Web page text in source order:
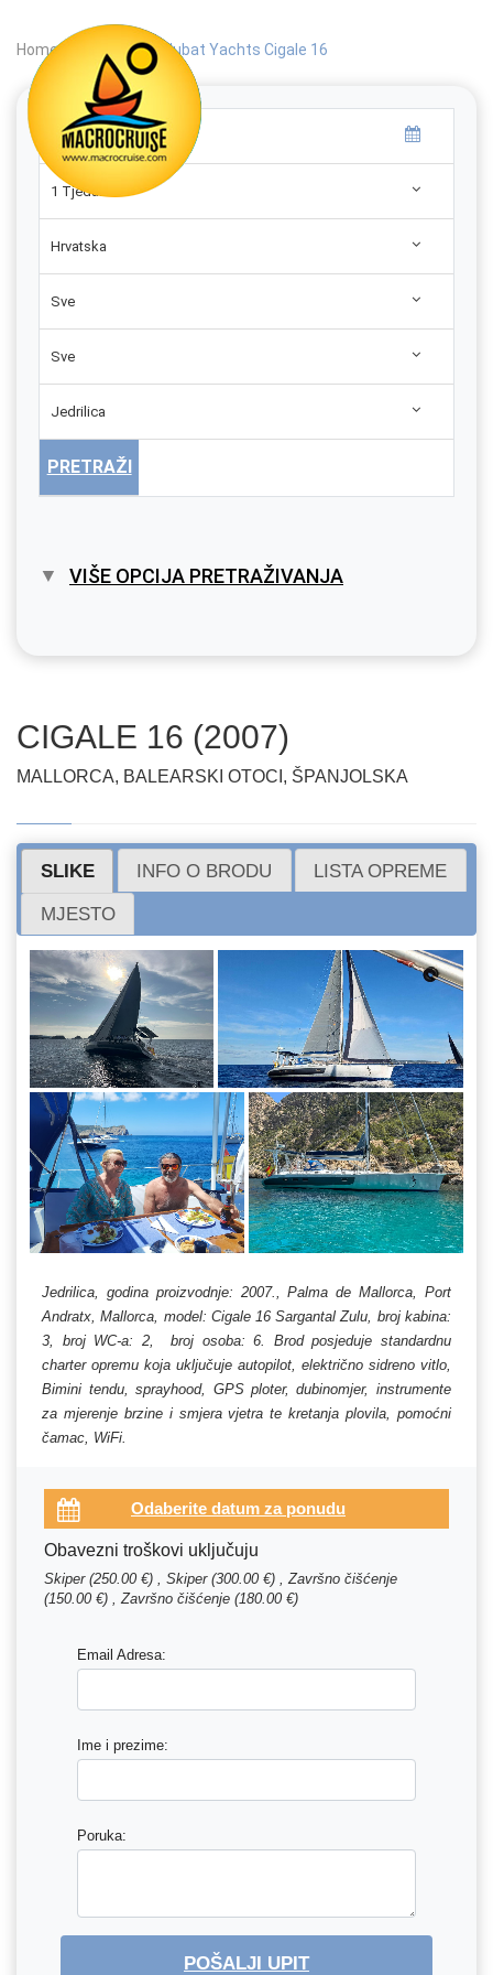
Home Search | Alubat Yachts Cigale 16
1 Tjedan
Hrvatska
Sve
Sve
Jedrilica
PRETRAŽI
VIŠE OPCIJA PRETRAŽIVANJA
CIGALE 16 (2007)
MALLORCA, BALEARSKI OTOCI, ŠPANJOLSKA
SLIKE INFO O BRODU LISTA OPREME
MJESTO
Jedrilica, godina proizvodnje: 2007., Palma de Mallorca, Port
Andratx, Mallorca, model: Cigale 16 Sargantal Zulu, broj kabina:
3, broj WC-a: 2, broj osoba: 6. Brod posjeduje standardnu
charter opremu koja uključuje autopilot, električno sidreno vitlo,
Bimini tendu, sprayhood, GPS ploter, dubinomjer, instrumente
za mjerenje brzine i smjera vjetra te kretanja plovila, pomoćni
čamac, WiFi.
Obavezni troškovi uključuju
Skiper (250.00 €) , Skiper (300.00 €) , Završno čišćenje
(150.00 €) , Završno čišćenje (180.00 €)
Email Adresa:
Ime i prezime:
Poruka:
POŠALJI UPIT